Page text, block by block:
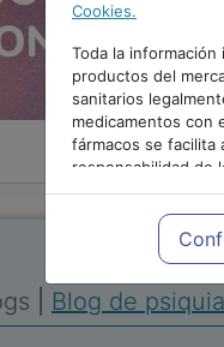
Cookies.
Toda la información
productos del
sanitarios
medicamentos con
fármacos se facilita
responsabilidad de
medicamentos y
adecuado a las
Blog de